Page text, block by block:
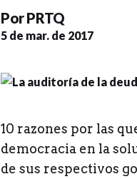
PorPRTQ
5 de mar. de 2017
10 razones por las
democracia en la
de sus respectivos